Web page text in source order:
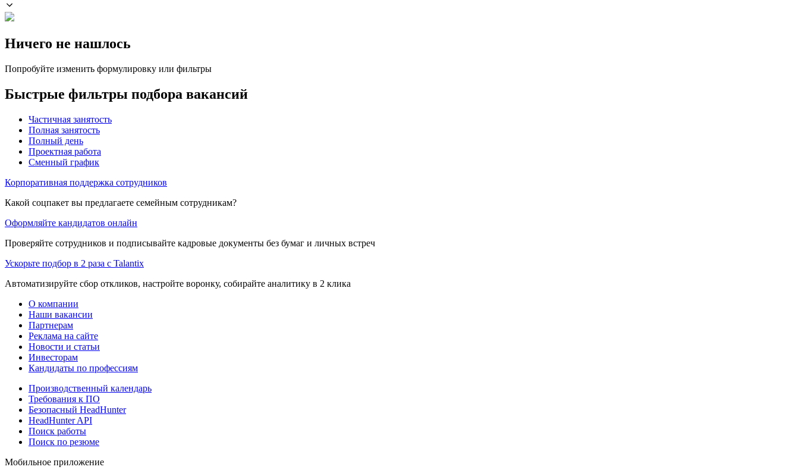
Ничего не нашлось
Попробуйте изменить формулировку или фильтры
Быстрые фильтры подбора вакансий
Частичная занятость
Полная занятость
Полный день
Проектная работа
Сменный график
Корпоративная поддержка сотрудников
Какой соцпакет вы предлагаете семейным сотрудникам?
Оформляйте кандидатов онлайн
Проверяйте сотрудников и подписывайте кадровые документы без бумаг и личных встреч
Ускорьте подбор в 2 раза с Talantix
Автоматизируйте сбор откликов, настройте воронку, собирайте аналитику в 2 клика
О компании
Наши вакансии
Партнерам
Реклама на сайте
Новости и статьи
Инвесторам
Кандидаты по профессиям
Производственный календарь
Требования к ПО
Безопасный HeadHunter
HeadHunter API
Поиск работы
Поиск по резюме
Мобильное приложение